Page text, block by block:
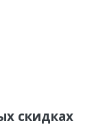
скидках